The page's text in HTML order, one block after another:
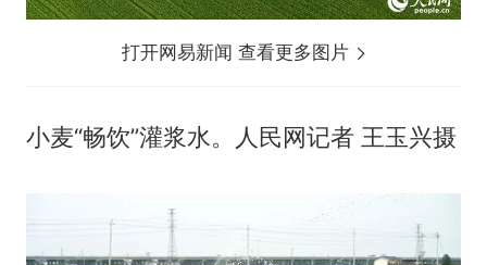
打开网易新闻 查看更多图片
小麦“畅饮”灌浆水。人民网记者 王玉兴摄